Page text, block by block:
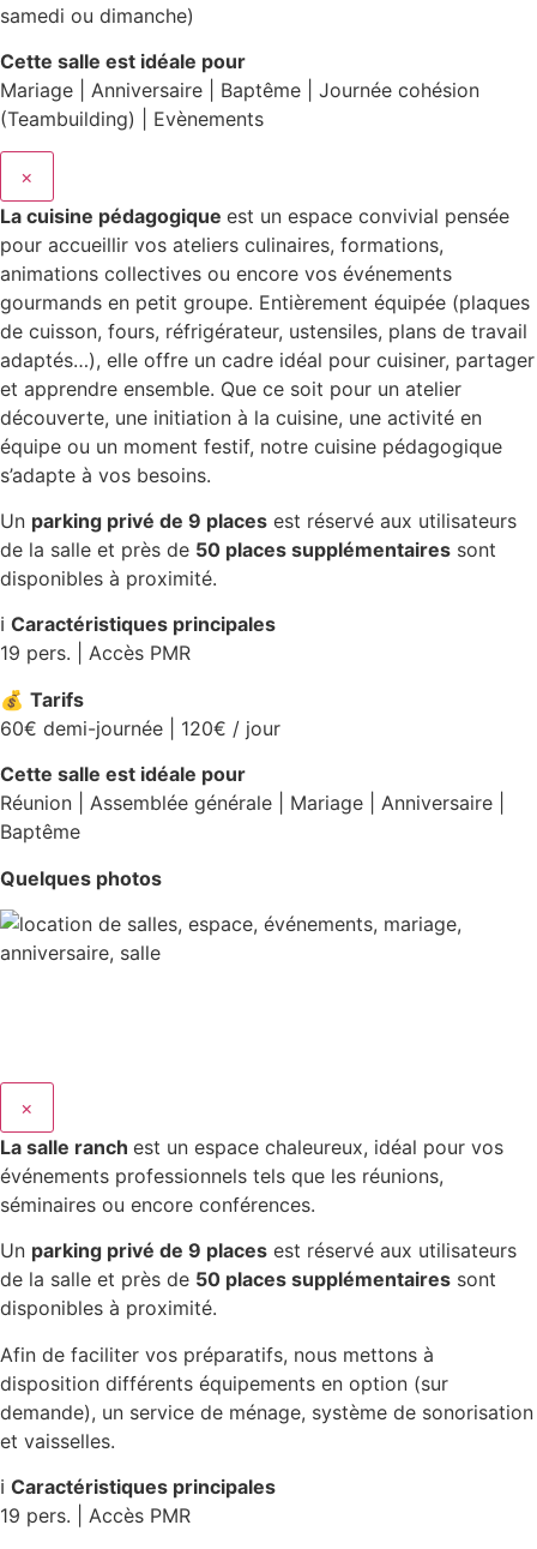
samedi ou dimanche)
Cette salle est idéale pour
Mariage | Anniversaire | Baptême | Journée cohésion
(Teambuilding) | Evènements
×
La cuisine pédagogique est un espace convivial pensée
pour accueillir vos ateliers culinaires, formations,
animations collectives ou encore vos événements
gourmands en petit groupe. Entièrement équipée (plaques
de cuisson, fours, réfrigérateur, ustensiles, plans de travail
adaptés…), elle offre un cadre idéal pour cuisiner, partager
et apprendre ensemble. Que ce soit pour un atelier
découverte, une initiation à la cuisine, une activité en
équipe ou un moment festif, notre cuisine pédagogique
s’adapte à vos besoins.
Un parking privé de 9 places est réservé aux utilisateurs
de la salle et près de 50 places supplémentaires sont
disponibles à proximité.
ℹ️ Caractéristiques principales
19 pers. | Accès PMR
💰 Tarifs
60€ demi-journée | 120€ / jour
Cette salle est idéale pour
Réunion | Assemblée générale | Mariage | Anniversaire |
Baptême
Quelques photos
×
La salle ranch est un espace chaleureux, idéal pour vos
événements professionnels tels que les réunions,
séminaires ou encore conférences.
Un parking privé de 9 places est réservé aux utilisateurs
de la salle et près de 50 places supplémentaires sont
disponibles à proximité.
Afin de faciliter vos préparatifs, nous mettons à
disposition différents équipements en option (sur
demande), un service de ménage, système de sonorisation
et vaisselles.
ℹ️ Caractéristiques principales
19 pers. | Accès PMR